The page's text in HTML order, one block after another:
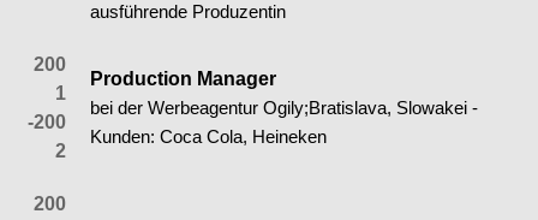
ausführende Produzentin
200
1
-200
2
Production Manager
bei der Werbeagentur Ogily;Bratislava, Slowakei -
Kunden: Coca Cola, Heineken
200